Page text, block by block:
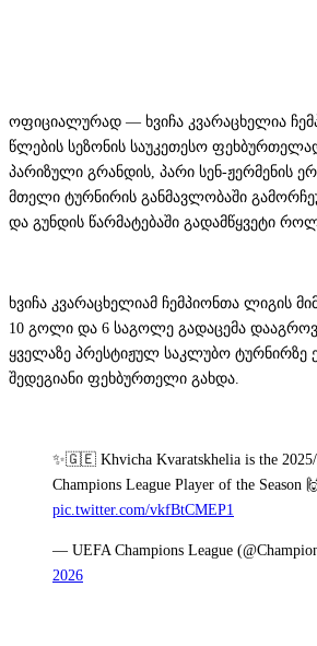
ოფიციალურად — ხვიჩა კვარაცხელია
წლების სეზონის საუკეთესო
პარიზული გრანდის, პარი სენ-ჟერმენის
მთელი ტურნირის განმავლობაში
და გუნდის წარმატებაში გადამწყვეტი
ხვიჩა კვარაცხელიამ ჩემპიონთა ლიგის
10 გოლი და 6 საგოლე გადაცემა
ყველაზე პრესტიჟულ საკლუბო ტურნირზე
შედეგიანი ფეხბურთელი გახდა.
✨🇬🇪 Khvicha Kvaratskhelia is the
Champions League Player of the Season
pic.twitter.com/vkfBtCMEP1
— UEFA Champions League
2026